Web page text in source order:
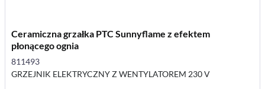
Ceramiczna grzałka PTC Sunnyflame z efektem
płonącego ognia
811493
GRZEJNIK ELEKTRYCZNY Z WENTYLATOREM 230 V